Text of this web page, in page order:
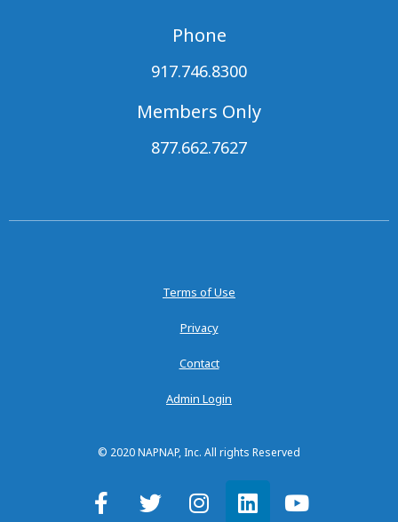
Phone
917.746.8300
Members Only
877.662.7627
Terms of Use
Privacy
Contact
Admin Login
© 2020 NAPNAP, Inc. All rights Reserved